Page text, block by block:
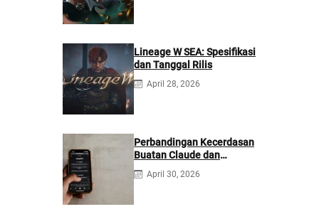
Lineage W SEA: Spesifikasi
dan Tanggal Rilis
April 28, 2026
Perbandingan Kecerdasan
Buatan Claude dan
ChatGPT: Mana yang
Lebih Baik?
April 30, 2026